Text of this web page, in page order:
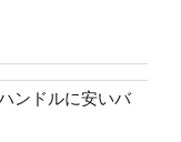
ンドルに安いバ